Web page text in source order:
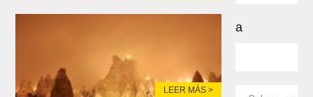
LEER MÁS >
a